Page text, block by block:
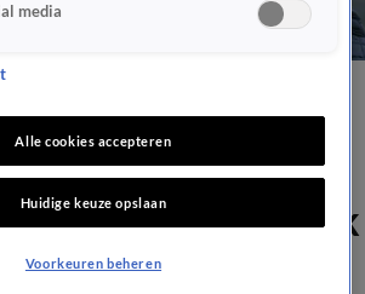
klaar voor
wanneer hij in de
komt, dan zoek ik
media
Alle cookies accepteren
Huidige keuze opslaan
Voorkeuren beheren